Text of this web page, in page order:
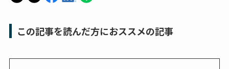
この記事を読んだ方におススメの記事